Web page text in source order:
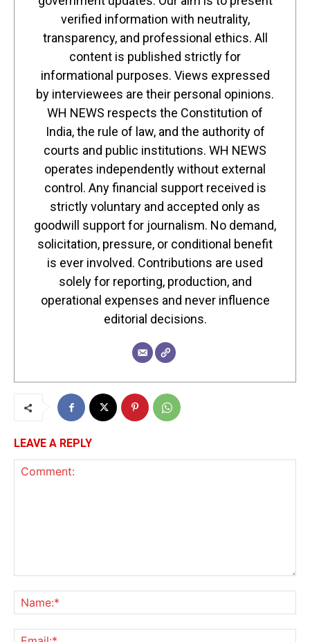
verified information with neutrality,
transparency, and professional ethics. All
content is published strictly for
informational purposes. Views expressed
by interviewees are their personal opinions.
WH NEWS respects the Constitution of
India, the rule of law, and the authority of
courts and public institutions. WH NEWS
operates independently without external
control. Any financial support received is
strictly voluntary and accepted only as
goodwill support for journalism. No demand,
solicitation, pressure, or conditional benefit
is ever involved. Contributions are used
solely for reporting, production, and
operational expenses and never influence
editorial decisions.
LEAVE A REPLY